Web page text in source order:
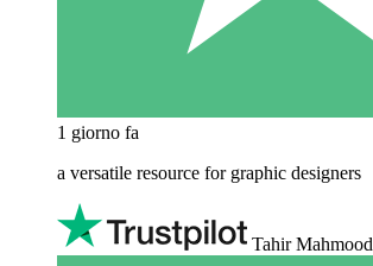
1 giorno fa
a versatile resource for graphic designers
Tahir Mahmood